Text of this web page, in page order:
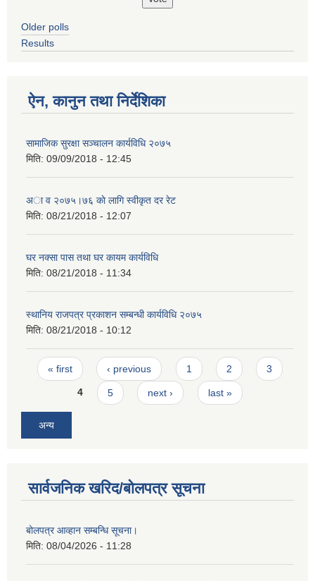
Older polls
Results
ऐन, कानुन तथा निर्देशिका
सामाजिक सुरक्षा सञ्चालन कार्यविधि २०७५
मिति: 09/09/2018 - 12:45
अा‍ व २०७५।७६ काे लागि स्वीकृत दर रेट
मिति: 08/21/2018 - 12:07
घर नक्सा पास तथा घर कायम कार्यविधि
मिति: 08/21/2018 - 11:34
स्थानिय राजपत्र प्रकाशन सम्बन्धी कार्यविधि २०७५
मिति: 08/21/2018 - 10:12
Pages
« first ‹ previous 1 2 3
4 5 next › last »
अन्य
सार्वजनिक खरिद/बोलपत्र सूचना
बोलपत्र आव्हान सम्बन्धि सूचना।
मिति: 08/04/2026 - 11:28